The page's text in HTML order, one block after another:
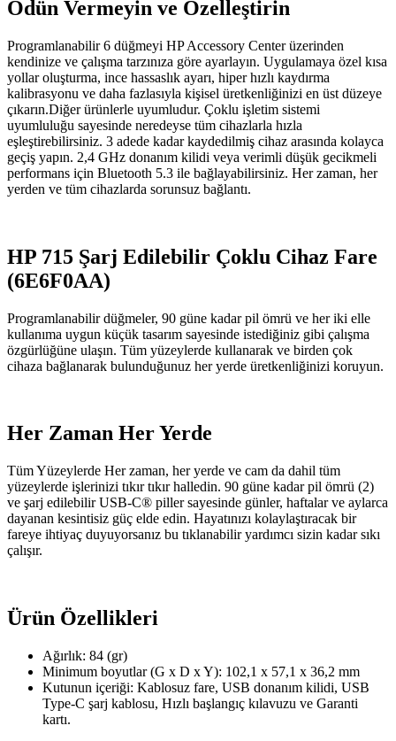
Ödün Vermeyin ve Özelleştirin
Programlanabilir 6 düğmeyi HP Accessory Center üzerinden
kendinize ve çalışma tarzınıza göre ayarlayın. Uygulamaya özel kısa
yollar oluşturma, ince hassaslık ayarı, hiper hızlı kaydırma
kalibrasyonu ve daha fazlasıyla kişisel üretkenliğinizi en üst düzeye
çıkarın.Diğer ürünlerle uyumludur. Çoklu işletim sistemi
uyumluluğu sayesinde neredeyse tüm cihazlarla hızla
eşleştirebilirsiniz. 3 adede kadar kaydedilmiş cihaz arasında kolayca
geçiş yapın. 2,4 GHz donanım kilidi veya verimli düşük gecikmeli
performans için Bluetooth 5.3 ile bağlayabilirsiniz. Her zaman, her
yerden ve tüm cihazlarda sorunsuz bağlantı.
HP 715 Şarj Edilebilir Çoklu Cihaz Fare
(6E6F0AA)
Programlanabilir düğmeler, 90 güne kadar pil ömrü ve her iki elle
kullanıma uygun küçük tasarım sayesinde istediğiniz gibi çalışma
özgürlüğüne ulaşın. Tüm yüzeylerde kullanarak ve birden çok
cihaza bağlanarak bulunduğunuz her yerde üretkenliğinizi koruyun.
Her Zaman Her Yerde
Tüm Yüzeylerde Her zaman, her yerde ve cam da dahil tüm
yüzeylerde işlerinizi tıkır tıkır halledin. 90 güne kadar pil ömrü (2)
ve şarj edilebilir USB-C® piller sayesinde günler, haftalar ve aylarca
dayanan kesintisiz güç elde edin. Hayatınızı kolaylaştıracak bir
fareye ihtiyaç duyuyorsanız bu tıklanabilir yardımcı sizin kadar sıkı
çalışır.
Ürün Özellikleri
Ağırlık: 84 (gr)
Minimum boyutlar (G x D x Y): 102,1 x 57,1 x 36,2 mm
Kutunun içeriği: Kablosuz fare, USB donanım kilidi, USB
Type-C şarj kablosu, Hızlı başlangıç kılavuzu ve Garanti
kartı.